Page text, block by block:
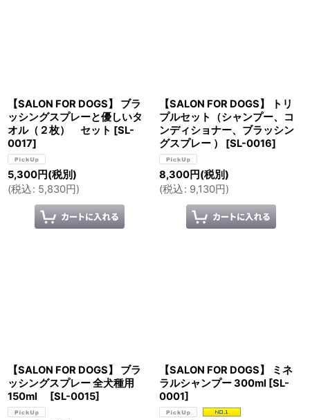
【SALON FOR DOGS】 ブラ
ッシングスプレーと優しいタ
オル（２枚） セット [SL-
0017]
5,300円(税別)
(税込: 5,830円)
【SALON FOR DOGS】 トリ
プルセット（シャンプー、コ
ンディショナー、ブラッシン
グスプレー ）
[SL-0016]
8,300円(税別)
(税込: 9,130円)
【SALON FOR DOGS】 ブラ
ッシングスプレー 全犬種用
150ml
[SL-0015]
【SALON FOR DOGS】 ミネ
ラルシャンプー 300ml [SL-
0001]